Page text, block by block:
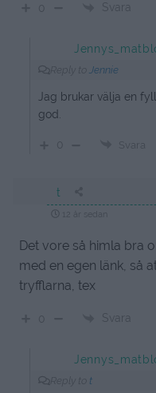
Svara
Jennie
Jag brukar välja en
god.
Svara
t
12 år sedan
Det vore så himla bra
med en egen länk, så
tryfflarna, tex
Svara
t